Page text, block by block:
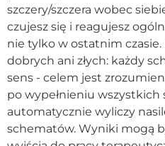
szczery/szczera wobec
czujesz się i reagujesz
nie tylko w ostatnim
dobrych ani złych: każdy
sens - celem jest
po wypełnieniu
automatycznie wyliczy
schematów. Wyniki mogą